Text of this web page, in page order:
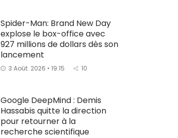
Spider-Man: Brand New Day
explose le box-office avec
927 millions de dollars dès son
lancement
3 Août. 2026 • 19:15 10
Google DeepMind : Demis
Hassabis quitte la direction
pour retourner à la
recherche scientifique